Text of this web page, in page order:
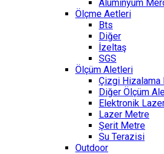
Alüminyum
Ölçme Aetleri
Bts
Diğer
İzeltaş
SGS
Ölçüm Aletleri
Çizgi Hizalama
Diğer Ölçüm
Elektronik
Lazer Metre
Şerit Metre
Su Terazisi
Outdoor